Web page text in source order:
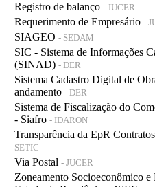
Registro de balanço - JUCER
Requerimento de Empresário -
SIAGEO - SEDAM
SIC - Sistema de Informações
(SINAD) - DER
Sistema Cadastro Digital de
andamento - DER
Sistema de Fiscalização do
- Siafro - IDARON
Transparência da EpR
SETIC
Via Postal - JUCER
Zoneamento Socioeconômico